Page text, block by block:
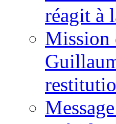
réagit à
Mission